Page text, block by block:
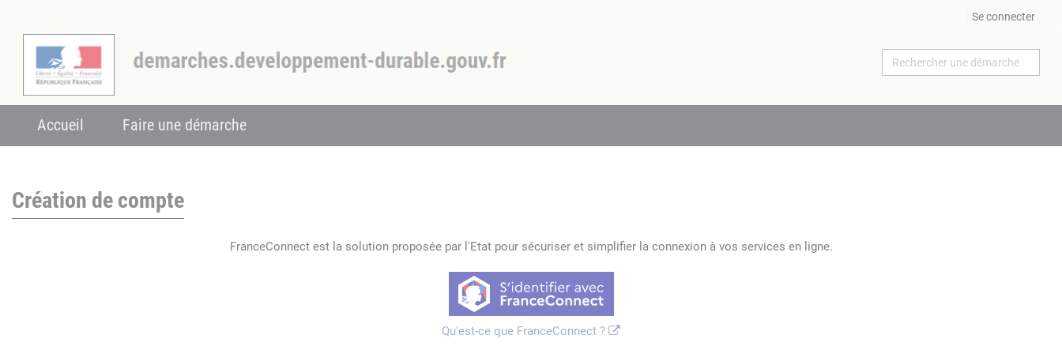
Se connecter
Accueil Faire une démarche
Création de compte
FranceConnect est la solution proposée par l'Etat pour sécuriser et simplifier la connexion à vos services en ligne.
Qu'est-ce que FranceConnect ?